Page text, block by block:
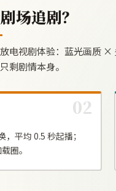
场追剧？
电视剧体验：蓝光画质 ×
剩剧情本身。
平均 0.5 秒起播；
圈。